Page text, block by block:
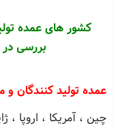
کشور های عمده
بررسی
عمده تولید کنندگان
چین ، آمریکا ، اروپا